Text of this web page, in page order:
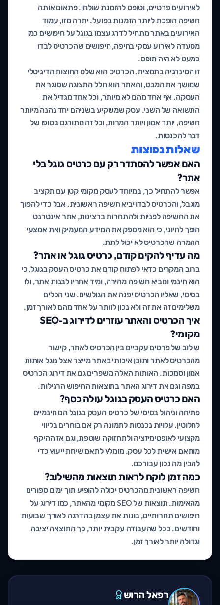
לאירועים פרטיים, וטופס להזמנת שולחן. פתאום אותה
חשיפה הופכת ליותר הזמנות בפועל. יתרה מזו, עמוד
האירועים באתר מתחיל לדרג עצמו בגוגל על חיפושים כמו
מסעדה לאירוע עסקי בחיפה, חיפושים שהכרטיס לבדו
כמעט לא היה תופס.
זו הסינרגיה בתמצית. הכרטיס הוא שלט החוצות הדיגיטלי
שמושך את המבט, והאתר הוא חלל התצוגה שסוגר את
העסקה. אף אחד מהם לא מיותר, וכל אחד מגדיל את
התשואה של השני. עסק שמשקיע בשניהם יחד נהנה מיותר
חשיפה, יותר אמון ויותר המרות, וכל זה מתורגם בסופו של
דבר להכנסות.
שאלות נפוצות
האם אפשר להסתדר רק עם כרטיס גוגל בלי
אתר?
אפשר להתחיל כך, במיוחד לעסק מקומי קטן עם תקציב
מוגבל, והכרטיס לבדו יביא חשיפה ראשונית. אבל כדי להפוך
את החשיפה לפניות ולהתחרות ברצינות, אתר אינטרנט
הופך לחיוני, כי הוא מספק את המידע המעמיק ואת אמצעי
ההמרה שהכרטיס לא יכול לתת.
מה עדיף להקים קודם, כרטיס גוגל או אתר?
ברוב המקרים כדאי לפתוח קודם את כרטיס העסק בגוגל, כי
הוא חינמי ומביא חשיפה מהירה, ומיד אחריו לבנות אתר, ולו
בסיסי, שאליו הכרטיס יפנה את הגולשים. שני הכלים
משלימים זה את זה ולא נכון לוותר על אחד מהם לאורך זמן.
איך הכרטיס והאתר עוזרים לדירוג ב-SEO
מקומי?
שילוב של פרטים עקביים בין הכרטיס לאתר, קישור
מהכרטיס לאתר ותוכן איכותי באתר מייצר אצל גוגל אותות
אמון וסמכות. האותות האלה משפרים גם את דירוג הכרטיס
במפה וגם את דירוג האתר בתוצאות החיפוש הרגילות.
האם כרטיס העסק בגוגל עולה כסף?
פתיחה וניהול בסיסי של כרטיס העסק בגוגל הם חינמיים
לחלוטין. עלויות נכנסות לתמונה רק אם בוחרים בליווי
מקצועי לאופטימיזציה ולתחזוקה שוטפת, וגם אז ההיקף
מותאם אישית לכל עסק. מומלץ לתאם שיחת ייעוץ כדי
להבין מה נכון עבורכם.
כמה זמן לוקח לראות תוצאות מהשילוב?
חשיפה ראשונית מהכרטיס יכולה להופיע תוך ימים ספורים
מהאימות. תוצאות של SEO מקומי מהאתר, כמו דירוג על
חיפושים תחרותיים, בונות את עצמן בהדרגה לאורך שבועות
וחודשים. ככל שהעבודה עקבית יותר, כך התוצאה יציבה
וגדולה יותר לאורך זמן.
רפאל הרוש